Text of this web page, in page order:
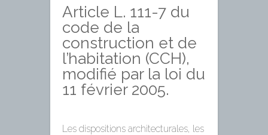
Article L. 111-7 du
code de la
construction et de
l’habitation (CCH),
modifié par la loi du
11 février 2005.
Les dispositions architecturales, les